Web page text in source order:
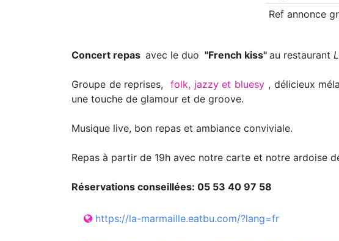
Ref annonce
Concert repas avec le duo "French kiss" au restaurant
Groupe de reprises, folk, jazzy et bluesy , délicieux
une touche de glamour et de groove.
Musique live, bon repas et ambiance conviviale.
Repas à partir de 19h avec notre carte et notre ardoise
Réservations conseillées: 05 53 40 97 58
https://la-marmaille.eatbu.com/?lang=fr